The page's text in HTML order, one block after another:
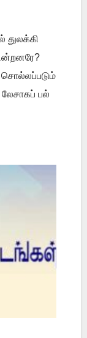
துலக்கி
லேசாகப் பல்